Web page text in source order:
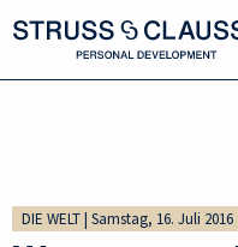
DIE WELT | Samstag, 16. Juli 2016